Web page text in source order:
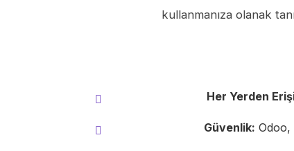
kullanmanıza olanak
Her Yerden
Güvenlik: Odoo,